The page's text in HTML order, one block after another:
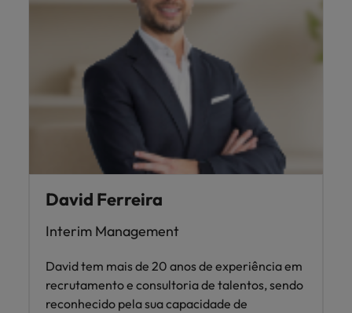
David Ferreira
Interim Management
David tem mais de 20 anos de experiência em
recrutamento e consultoria de talentos, sendo
reconhecido pela sua capacidade de